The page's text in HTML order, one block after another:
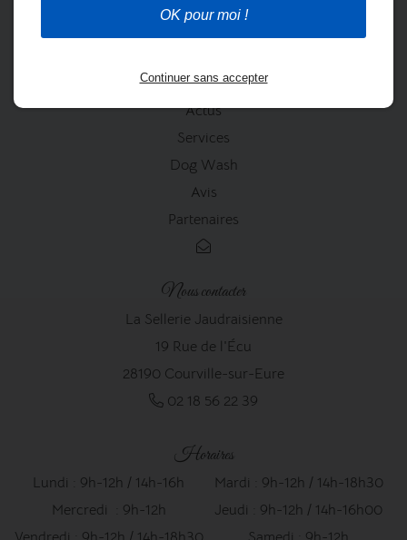
Nos marques
Actus
Services
Dog Wash
Avis
Partenaires
Nous contacter
La Sellerie Jaudraisienne
19 Rue de l'Écu
28190 Courville-sur-Eure
02 18 56 22 39
Horaires
Lundi : 9h-12h / 14h-16h
Mardi : 9h-12h / 14h-18h30
Mercredi : 9h-12h
Jeudi : 9h-12h / 14h-16h00
OK pour moi !
Continuer sans accepter